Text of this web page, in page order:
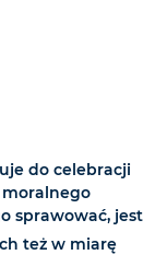
do celebracji
sprawować, jest
też w miarę